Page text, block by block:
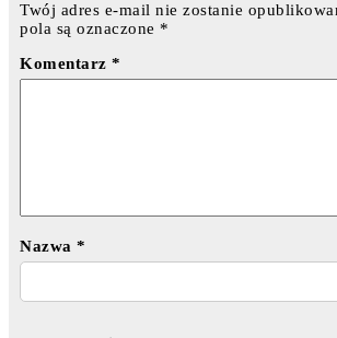
Twój adres e-mail nie zostanie
pola są oznaczone *
Komentarz *
Nazwa *